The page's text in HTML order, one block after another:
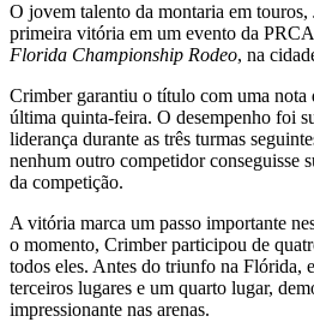
O jovem talento da montaria em touros,
primeira vitória em um evento da
Florida Championship Rodeo, na
Crimber garantiu o título com uma nota
última quinta-feira. O desempenho foi
liderança durante as três turmas
nenhum outro competidor conseguisse
da competição.
A vitória marca um passo importante
o momento, Crimber participou de
todos eles. Antes do triunfo na Flórida,
terceiros lugares e um quarto lugar,
impressionante nas arenas.